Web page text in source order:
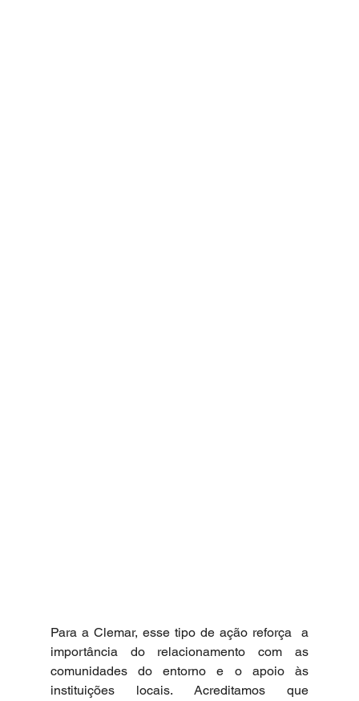
Para a Clemar, esse tipo de ação reforça  a
importância do relacionamento com as
comunidades do entorno e o apoio às
instituições locais. Acreditamos que